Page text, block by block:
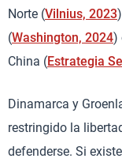
Norte (Vilnius, 2023
(Washington, 2024)
China (Estrategia
Dinamarca y
restringido la
defenderse. Si